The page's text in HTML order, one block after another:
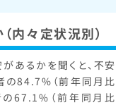
内々定状況別）
あるかを聞くと、不安
の84.7%（前年同月比
67.1%（前年同月比